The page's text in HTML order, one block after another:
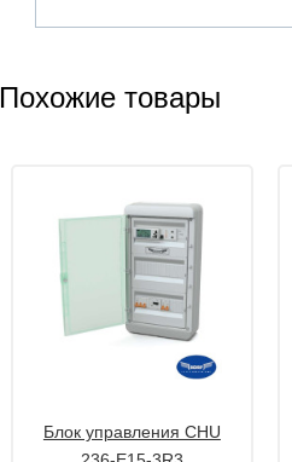
Похожие товары
Блок управления CHU